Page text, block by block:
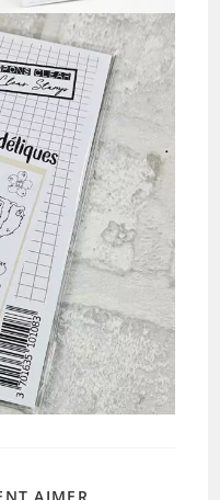
AIMER